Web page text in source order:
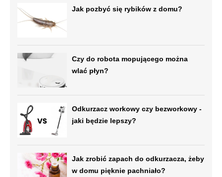
Jak pozbyć się rybików z domu?
Czy do robota mopującego można
wlać płyn?
Odkurzacz workowy czy bezworkowy -
jaki będzie lepszy?
Jak zrobić zapach do odkurzacza, żeby
w domu pięknie pachniało?